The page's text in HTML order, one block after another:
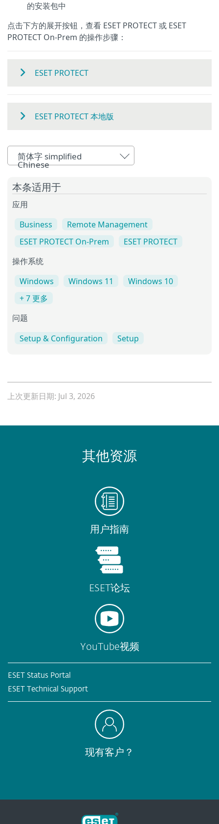
的安装包中
点击下方的展开按钮，查看 ESET PROTECT 或 ESET
PROTECT On-Prem 的操作步骤：
ESET PROTECT
ESET PROTECT 本地版
简体字 simplified
Chinese
本条适用于
应用
Business
Remote Management
ESET PROTECT On-Prem
ESET PROTECT
操作系统
Windows Windows 11
Windows 10
+ 7 更多
问题
Setup & Configuration Setup
上次更新日期: Jul 3, 2026
其他资源
用户指南
ESET论坛
YouTube视频
ESET Status Portal
ESET Technical Support
现有客户？